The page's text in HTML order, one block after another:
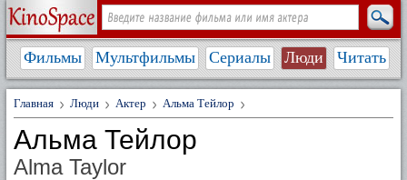
Фильмы Мультфильмы Сериалы Люди Читать
Главная Люди Актер Альма Тейлор
Альма Тейлор
Alma Taylor